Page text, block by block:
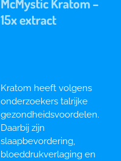
McMystic Kratom –
15x extract
Kratom heeft volgens
onderzoekers talrijke
gezondheidsvoordelen.
Daarbij zijn
slaapbevordering,
bloeddrukverlaging en